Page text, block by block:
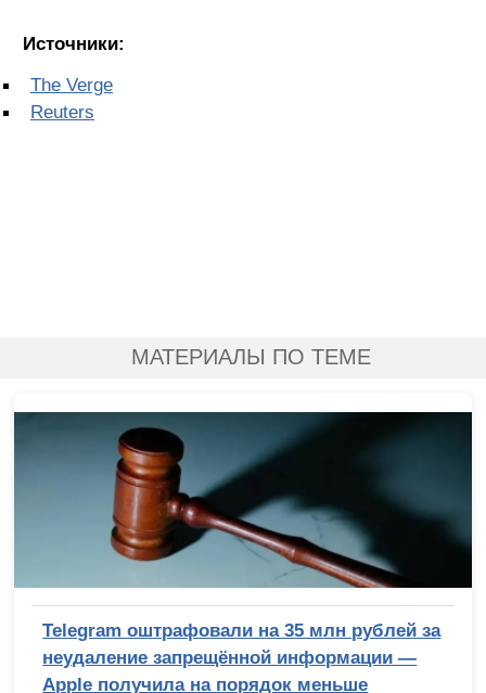
Источники:
The Verge
Reuters
МАТЕРИАЛЫ ПО ТЕМЕ
Telegram оштрафовали на 35 млн рублей за
неудаление запрещённой информации —
Apple получила на порядок меньше